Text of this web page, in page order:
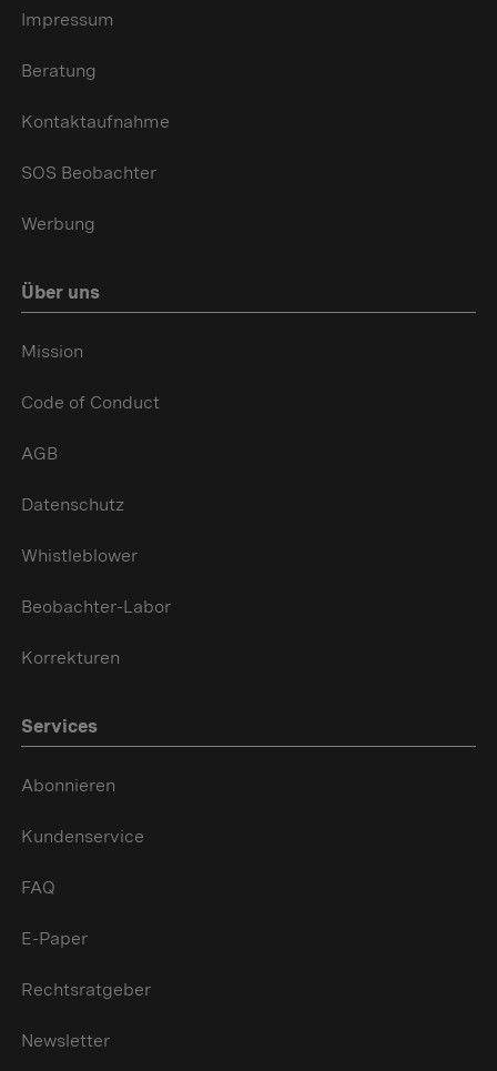
Impressum
Beratung
Kontaktaufnahme
SOS Beobachter
Werbung
Über uns
Mission
Code of Conduct
AGB
Datenschutz
Whistleblower
Beobachter-Labor
Korrekturen
Services
Abonnieren
Kundenservice
FAQ
E-Paper
Rechtsratgeber
Newsletter